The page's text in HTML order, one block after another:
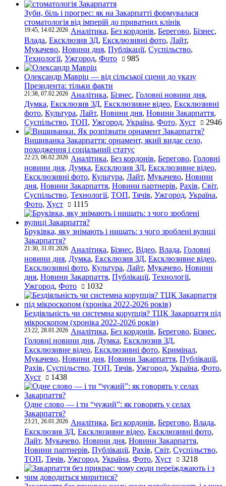
Зуби, біль і прогрес: як на Закарпатті формувалася
стоматологія від імперій до приватних клінік
19:45, 14.02.2026 Аналітика, Без кордонів, Берегово, Бізнес,
Влада, Ексклюзив ЗД, Ексклюзивні фото, Лайт,
Мукачево, Новини дня, Публікації, Суспільство,
Технології, Ужгород, Фото 985
Олександр Мавріц — від сільської сцени до указу
Президента: тільки факти
21:38, 07.02.2026 Аналітика, Бізнес, Головні новини дня,
Думка, Ексклюзив ЗД, Ексклюзивне відео, Ексклюзивні
фото, Культура, Лайт, Новини дня, Новини Закарпаття,
Суспільство, ТОП, Ужгород, Україна, Фото, Хуст 2946
Вишиванка Закарпаття: орнамент, який видає село,
походження і соціальний статус
22:23, 06.02.2026 Аналітика, Без кордонів, Берегово, Головні
новини дня, Думка, Ексклюзив ЗД, Ексклюзивне відео,
Ексклюзивні фото, Культура, Лайт, Мукачево, Новини
дня, Новини Закарпаття, Новини партнерів, Рахів, Світ,
Суспільство, Технології, ТОП, Тячів, Ужгород, Україна,
Фото, Хуст 1115
Бруківка, яку знімають і нищать: з чого зроблені вулиці
Закарпаття?
21:30, 31.01.2026 Аналітика, Бізнес, Відео, Влада, Головні
новини дня, Думка, Ексклюзив ЗД, Ексклюзивне відео,
Ексклюзивні фото, Культура, Лайт, Мукачево, Новини
дня, Новини Закарпаття, Публікації, Технології,
Ужгород, Фото 1032
Бездіяльність чи системна корупція? ТЦК Закарпаття під
мікроскопом (хроніка 2022-2026 років)
23:22, 28.01.2026 Аналітика, Без кордонів, Берегово, Бізнес,
Головні новини дня, Думка, Ексклюзив ЗД,
Ексклюзивне відео, Ексклюзивні фото, Кримінал,
Мукачево, Новини дня, Новини Закарпаття, Публікації,
Рахів, Суспільство, ТОП, Тячів, Ужгород, Україна, Фото,
Хуст
1438
Одне слово — і ти “чужий”: як говорять у селах
Закарпаття?
23:21, 26.01.2026 Аналітика, Без кордонів, Берегово, Влада,
Ексклюзив ЗД, Ексклюзивне відео, Ексклюзивні фото,
Лайт, Мукачево, Новини дня, Новини Закарпаття,
Новини партнерів, Публікації, Рахів, Світ, Суспільство,
ТОП, Тячів, Ужгород, Україна, Фото, Хуст 3218